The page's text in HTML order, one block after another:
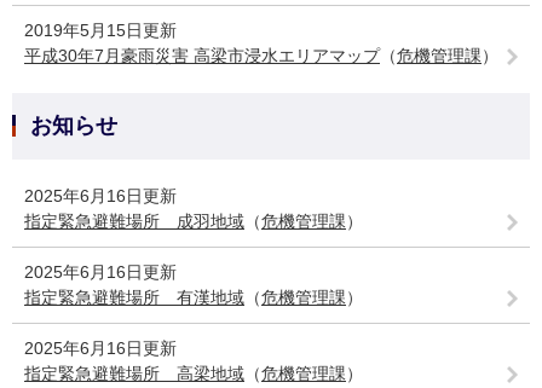
2019年5月15日更新
平成30年7月豪雨災害 高梁市浸水エリアマップ（危機管理課）
お知らせ
2025年6月16日更新
指定緊急避難場所 成羽地域 （危機管理課）
2025年6月16日更新
指定緊急避難場所 有漢地域 （危機管理課）
2025年6月16日更新
指定緊急避難場所 高梁地域 （危機管理課）